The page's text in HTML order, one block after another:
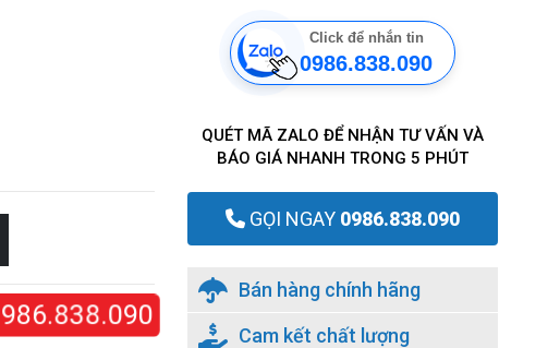
Click để nhắn tin
0986.838.090
QUÉT MÃ ZALO ĐỂ NHẬN TƯ VẤN VÀ
BÁO GIÁ NHANH TRONG 5 PHÚT
GỌI NGAY 0986.838.090
Bán hàng chính hãng
Cam kết chất lượng